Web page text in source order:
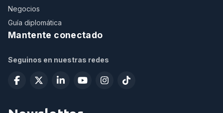
Negocios
Guía diplomática
Mantente conectado
Seguinos en nuestras redes